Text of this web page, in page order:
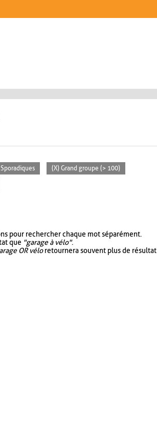
(X) Grand groupe (> 100)
pour rechercher chaque mot séparément.
que "garage à vélo".
OR véloretournera souvent plus de résultat